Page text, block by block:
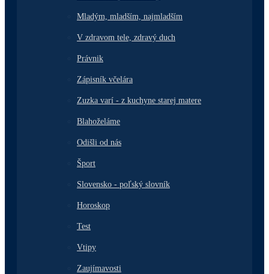
Mladým, mladším, najmladším
V zdravom tele, zdravý duch
Právnik
Zápisník včelára
Zuzka varí - z kuchyne starej matere
Blahoželáme
Odišli od nás
Šport
Slovensko - poľský slovník
Horoskop
Test
Vtipy
Zaujímavosti